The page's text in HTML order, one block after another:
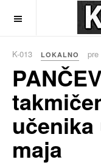
K-013 LOKALNO pre
učenika
maja